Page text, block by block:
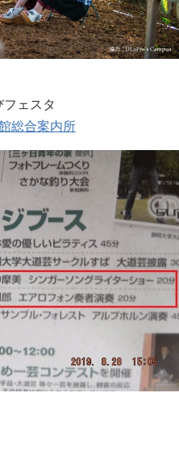
ェスタ
総合案内所